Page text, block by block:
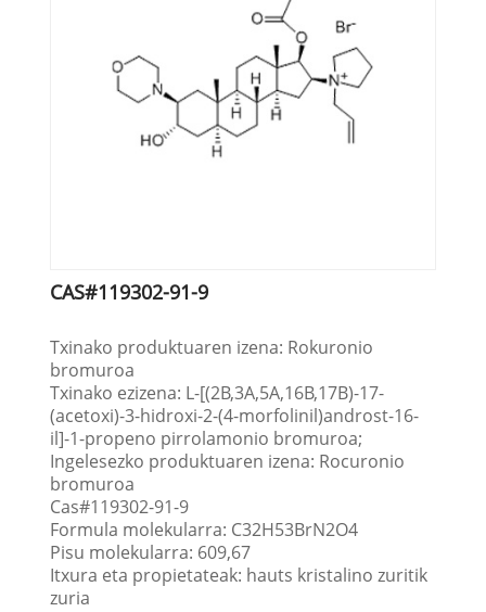
CAS#119302-91-9
Txinako produktuaren izena: Rokuronio
bromuroa
Txinako ezizena: L-[(2Β,3Α,5Α,16Β,17Β)-17-
(acetoxi)-3-hidroxi-2-(4-morfolinil)androst-16-
il]-1-propeno pirrolamonio bromuroa;
Ingelesezko produktuaren izena: Rocuronio
bromuroa
Cas#119302-91-9
Formula molekularra: C32H53BrN2O4
Pisu molekularra: 609,67
Itxura eta propietateak: hauts kristalino zuritik
zuria